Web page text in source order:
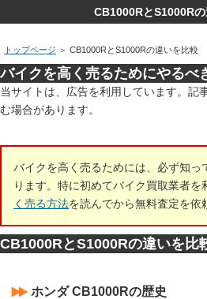
CB1000RとS1000R
トップページ ＞ CB1000RとS1000Rの違いを比較
バイクを高く売るためにやるべ
当サイトは、広告を利用しています。記
む場合があります。
バイクを高く売るためには、必ず知っ
ります。特に初めてバイク買取業者を
く売る方法を読んでから無料査定を依
CB1000RとS1000Rの違いを比
ホンダ CB1000Rの歴史